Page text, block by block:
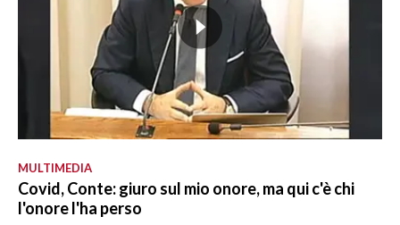
MULTIMEDIA
Covid, Conte: giuro sul mio onore, ma qui c'è chi
l'onore l'ha perso